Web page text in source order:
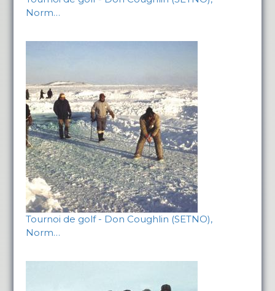
Norm…
Tournoi de golf - Don Coughlin (SETNO),
Norm…